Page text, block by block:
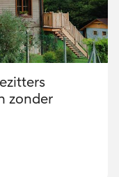
zonder